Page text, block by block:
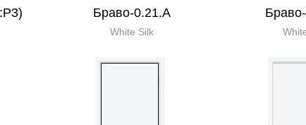
Браво-0.21.А
White Silk